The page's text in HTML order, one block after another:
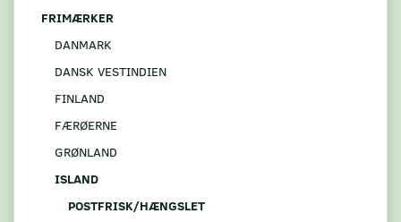
FRIMÆRKER
DANMARK
DANSK VESTINDIEN
FINLAND
FÆRØERNE
GRØNLAND
ISLAND
POSTFRISK/HÆNGSLET